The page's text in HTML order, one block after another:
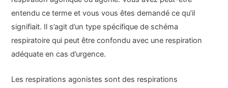
entendu ce terme et vous vous êtes demandé ce qu’il
signifiait. Il s’agit d’un type spécifique de schéma
respiratoire qui peut être confondu avec une respiration
adéquate en cas d’urgence.
Les respirations agonistes sont des respirations